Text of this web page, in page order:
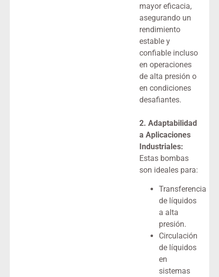
mayor eficacia,
asegurando un
rendimiento
estable y
confiable incluso
en operaciones
de alta presión o
en condiciones
desafiantes.
2. Adaptabilidad
a Aplicaciones
Industriales:
Estas bombas
son ideales para:
Transferencia
de líquidos
a alta
presión.
Circulación
de líquidos
en
sistemas